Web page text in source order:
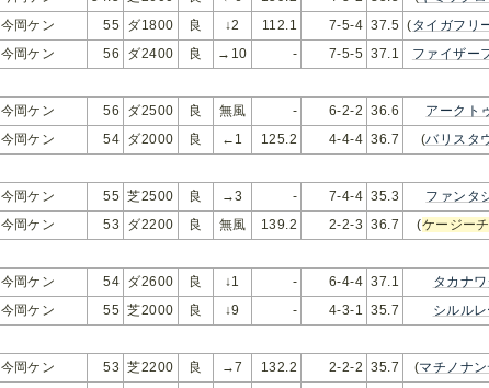
今岡ケン 55 ダ1800 良 ↓2 112.1 7-5-4 37.5 (タイガフリ
今岡ケン 56 ダ2400 良 →10 - 7-5-5 37.1
ファイザー
今岡ケン 56 ダ2500 良 無風 - 6-2-2 36.6
アークト
今岡ケン 54 ダ2000 良 ←1 125.2 4-4-4 36.7 (バリスタ
今岡ケン 55 芝2500 良 →3 - 7-4-4 35.3
ファンタ
今岡ケン 53 ダ2200 良 無風 139.2 2-2-3 36.7 (ケージー
今岡ケン 54 ダ2600 良 ↓1 - 6-4-4 37.1
タカナ
今岡ケン 55 芝2000 良 ↓9 - 4-3-1 35.7
シルル
今岡ケン 53 芝2200 良 →7 132.2 2-2-2 35.7 (マチノナ